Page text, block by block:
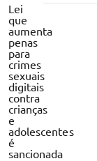
Lei
que
aumenta
penas
para
crimes
sexuais
digitais
contra
crianças
e
adolescentes
é
sancionada